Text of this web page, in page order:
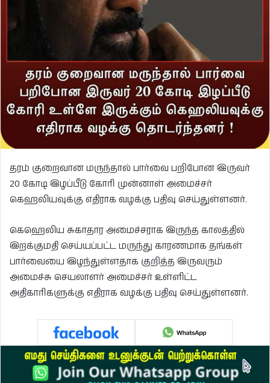
தரம் குறைவான மருந்தால் பார்வை பறிபோன இருவர்
20 கோடி இழப்பீடு கோரி முன்னாள் அமைச்சர்
கெஹலியவுக்கு எதிராக வழக்கு பதிவு செய்துள்ளனர்.
கெஹெலிய சுகாதார அமைச்சராக இருந்த காலத்தில்
இறக்குமதி செய்யப்பட்ட மருந்து காரணமாக தங்கள்
பார்வையை இழந்துள்ளதாக குறித்த இருவரும்
அமைச்சு செயலாளர் அமைச்சர் உள்ளிட்ட
அதிகாரிகளுக்கு எதிராக வழக்கு பதிவு செய்துள்ளனர்.